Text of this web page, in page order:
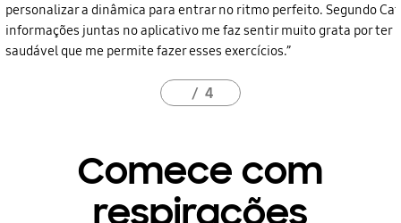
personalizar a dinâmica para entrar no ritmo perfeito. Segundo
informações juntas no aplicativo me faz sentir muito grata por ter
saudável que me permite fazer esses exercícios.”
4
Comece com
respirações